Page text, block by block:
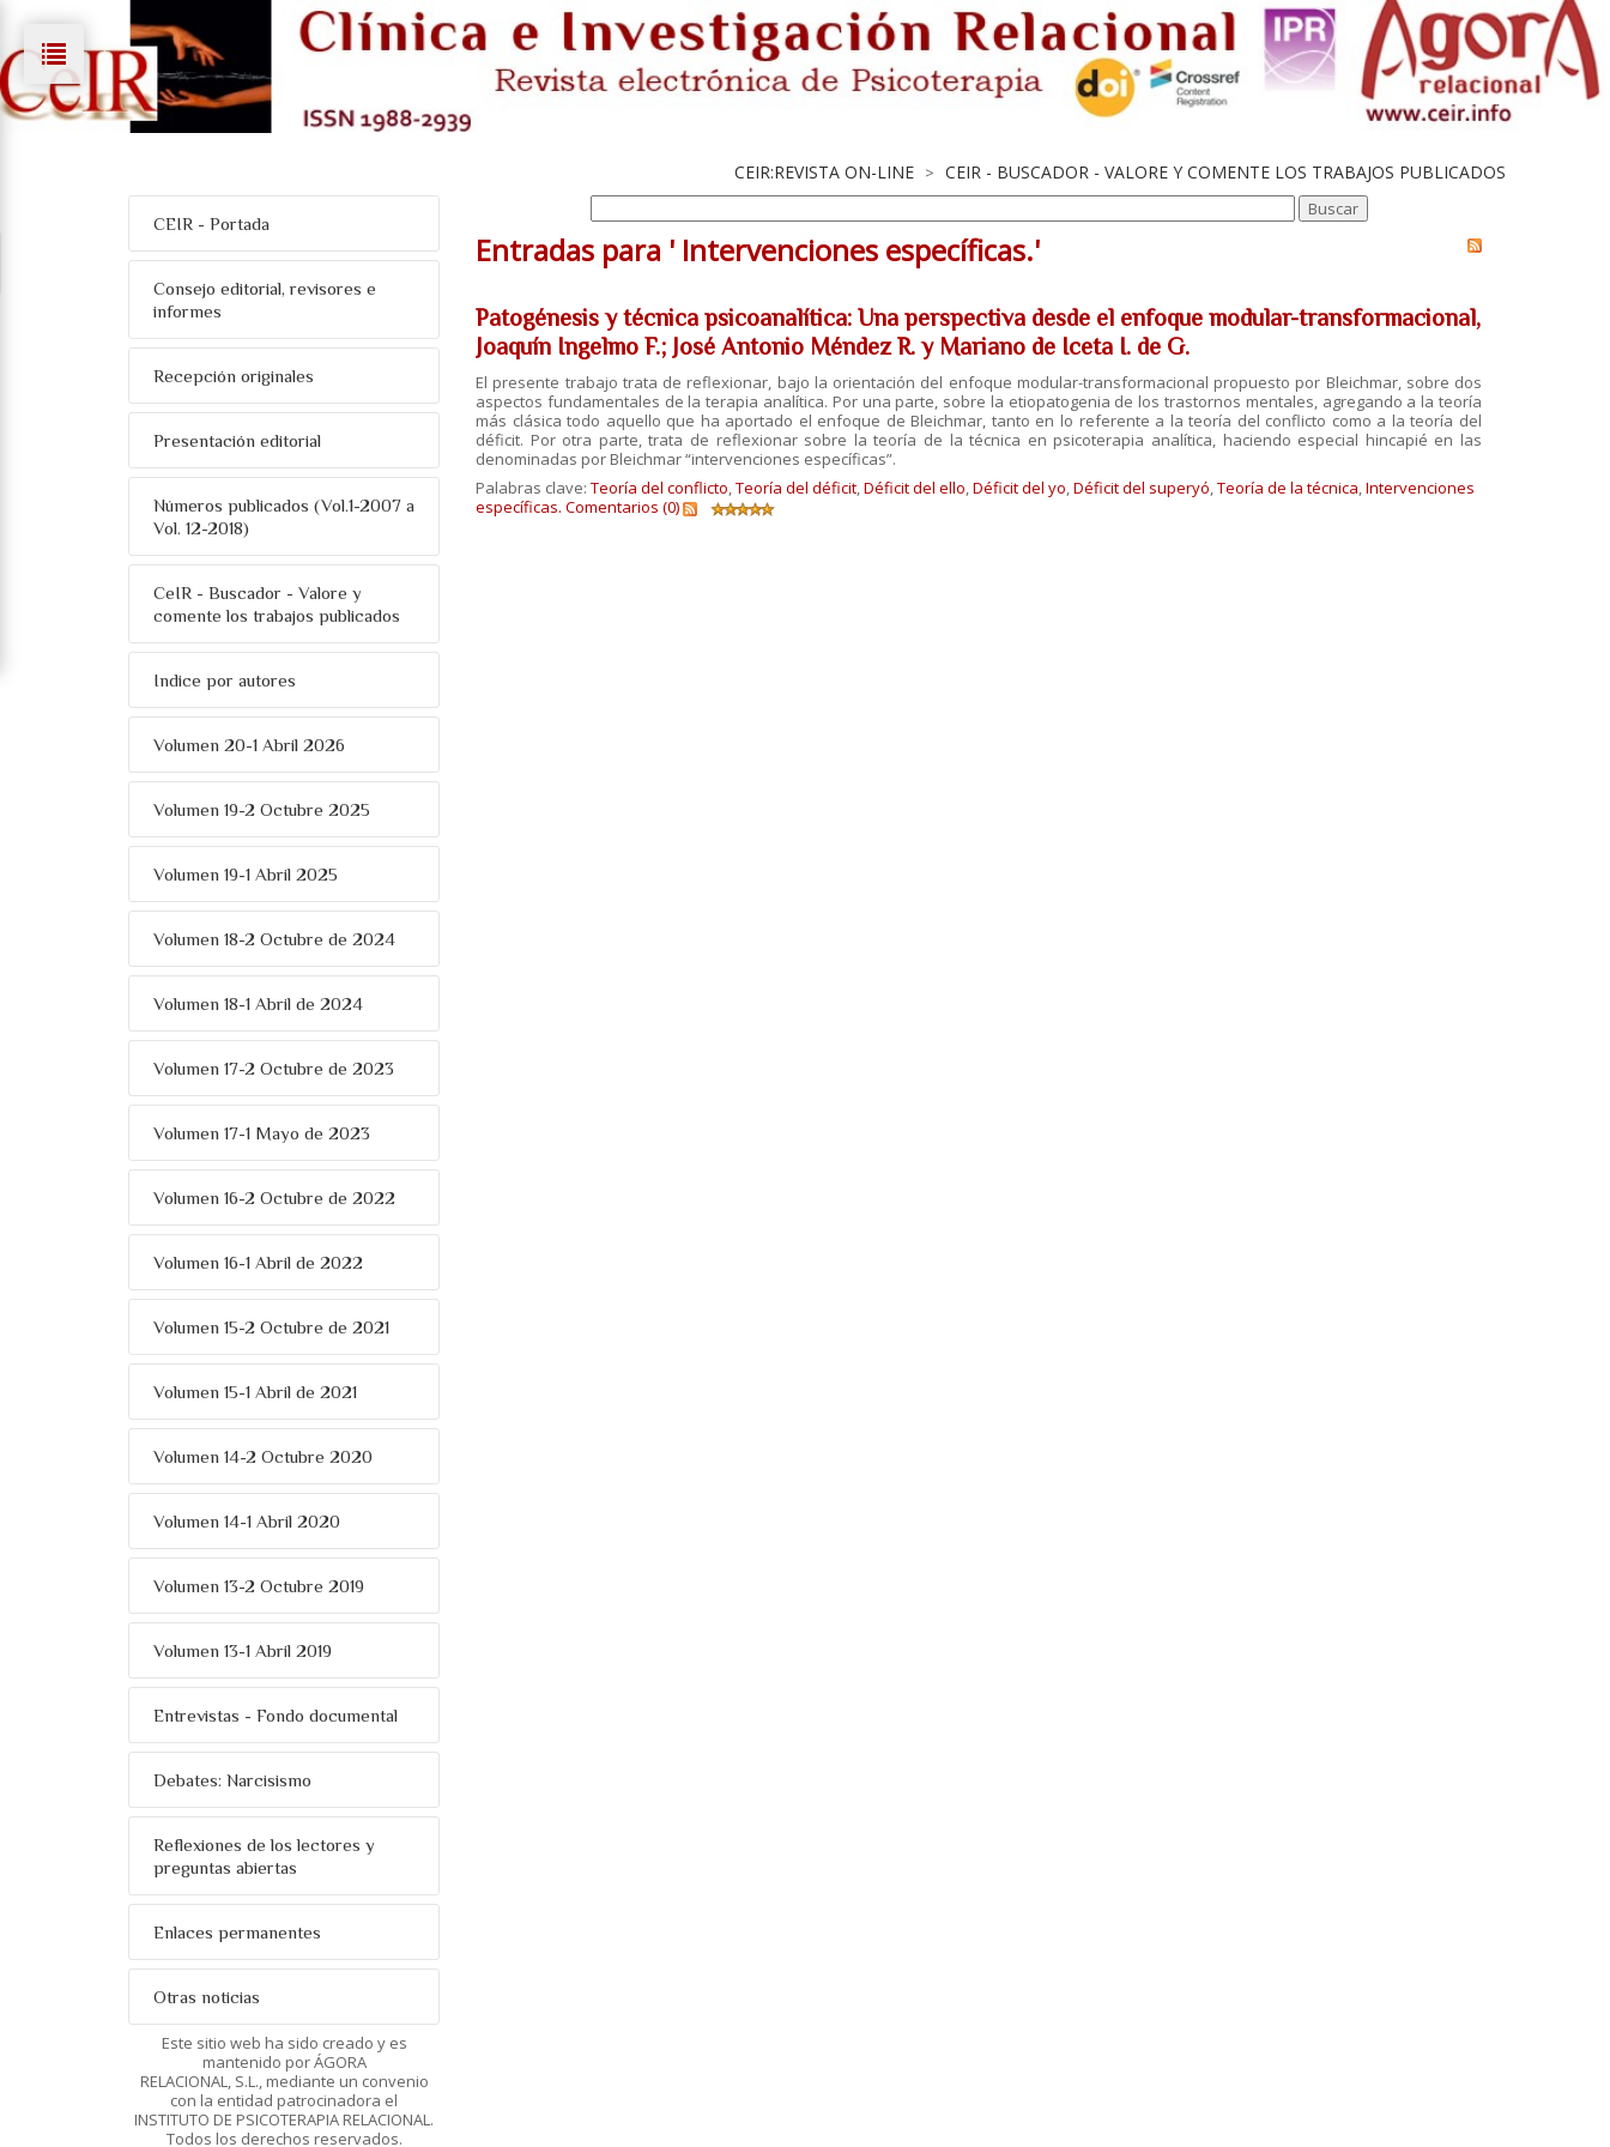
CEIR:REVISTA ON-LINE > CEIR - BUSCADOR - VALORE Y COMENTE LOS TRABAJOS PUBLICADOS
CEIR - Portada
Consejo editorial, revisores e
informes
Recepción originales
Presentación editorial
Números publicados (Vol.1-2007 a
Vol. 12-2018)
CeIR - Buscador - Valore y
comente los trabajos publicados
Indice por autores
Volumen 20-1 Abril 2026
Volumen 19-2 Octubre 2025
Volumen 19-1 Abril 2025
Volumen 18-2 Octubre de 2024
Volumen 18-1 Abril de 2024
Volumen 17-2 Octubre de 2023
Volumen 17-1 Mayo de 2023
Volumen 16-2 Octubre de 2022
Volumen 16-1 Abril de 2022
Volumen 15-2 Octubre de 2021
Volumen 15-1 Abril de 2021
Volumen 14-2 Octubre 2020
Volumen 14-1 Abril 2020
Volumen 13-2 Octubre 2019
Volumen 13-1 Abril 2019
Entrevistas - Fondo documental
Debates: Narcisismo
Reflexiones de los lectores y
preguntas abiertas
Enlaces permanentes
Otras noticias
Este sitio web ha sido creado y es
mantenido por ÁGORA
RELACIONAL, S.L., mediante un convenio
con la entidad patrocinadora el
INSTITUTO DE PSICOTERAPIA RELACIONAL.
Todos los derechos reservados.
Entradas para ' Intervenciones específicas.'
Patogénesis y técnica psicoanalítica: Una perspectiva desde el enfoque modular-transformacional,
Joaquín Ingelmo F.; José Antonio Méndez R. y Mariano de Iceta I. de G.
El presente trabajo trata de reflexionar, bajo la orientación del enfoque modular-transformacional propuesto por Bleichmar, sobre dos
aspectos fundamentales de la terapia analítica. Por una parte, sobre la etiopatogenia de los trastornos mentales, agregando a la teoría
más clásica todo aquello que ha aportado el enfoque de Bleichmar, tanto en lo referente a la teoría del conflicto como a la teoría del
déficit. Por otra parte, trata de reflexionar sobre la teoría de la técnica en psicoterapia analítica, haciendo especial hincapié en las
denominadas por Bleichmar “intervenciones específicas”.
Palabras clave: Teoría del conflicto,Teoría del déficit,Déficit del ello,Déficit del yo,Déficit del superyó,Teoría de la técnica,Intervenciones
específicas. Comentarios (0)